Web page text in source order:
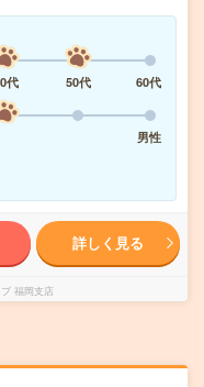
代 50代
60代
男性
詳しく見る
福岡支店